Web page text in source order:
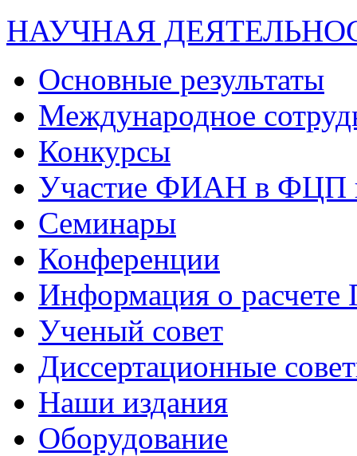
НАУЧНАЯ
Основные результаты
Международное
Конкурсы
Участие ФИАН в ФЦП
Семинары
Конференции
Информация о
Ученый совет
Диссертационные
Наши издания
Оборудование